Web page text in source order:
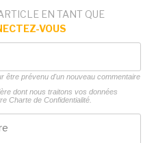
EN TANT QUE
VOUS
être prévenu d'un nouveau commentaire
dont nous traitons vos données
Charte de Confidentialité.